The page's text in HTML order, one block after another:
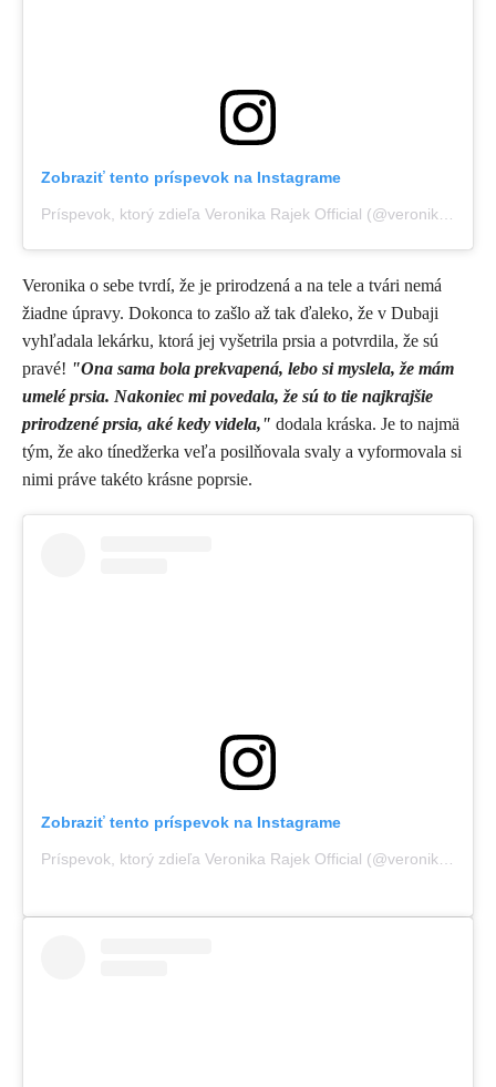
Zobraziť tento príspevok na Instagrame
Príspevok, ktorý zdieľa Veronika Rajek Official (@veronikarajek)
Veronika o sebe tvrdí, že je prirodzená a na tele a tvári nemá
žiadne úpravy. Dokonca to zašlo až tak ďaleko, že v Dubaji
vyhľadala lekárku, ktorá jej vyšetrila prsia a potvrdila, že sú
pravé! "Ona sama bola prekvapená, lebo si myslela, že mám
umelé prsia. Nakoniec mi povedala, že sú to tie najkrajšie
prirodzené prsia, aké kedy videla," dodala kráska. Je to najmä
tým, že ako tínedžerka veľa posilňovala svaly a vyformovala si
nimi práve takéto krásne poprsie.
Zobraziť tento príspevok na Instagrame
Príspevok, ktorý zdieľa Veronika Rajek Official (@veronikarajek)